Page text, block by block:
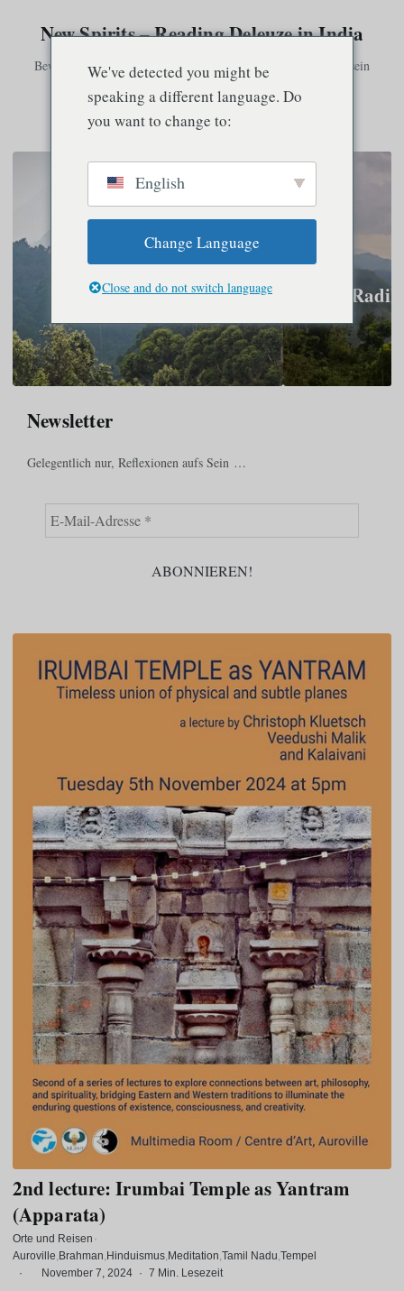
New Spirits – Reading Deleuze in India
Bewusstsein existiert nur in Verbindung mit anderem Bewusstsein
Speisekarte
Ich schlafe
Juni 5, 2026
Die
Newsletter
Gelegentlich nur, Reflexionen aufs Sein …
2nd lecture: Irumbai Temple as Yantram
(Apparata)
Orte und Reisen ·
Auroville Brahman Hinduismus Meditation Tamil Nadu Tempel
·
November 7, 2024 · 7 Min. Lesezeit
We've detected you might be
speaking a different language. Do
you want to change to:
English
Change Language
Close and do not switch language